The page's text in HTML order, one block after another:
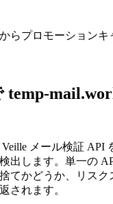
らプロモーション
temp-
メール検証 API
出します。単一の
てかどうか、リスク
されます。